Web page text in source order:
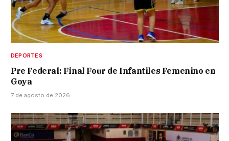
DEPORTES
Pre Federal: Final Four de Infantiles Femenino en
Goya
7 de agosto de 2026